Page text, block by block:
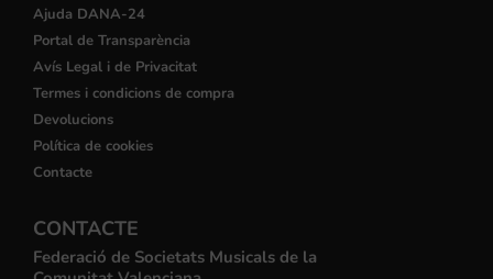
Ajuda DANA-24
Portal de Transparència
Avís Legal i de Privacitat
Termes i condicions de compra
Devolucions
Política de cookies
Contacte
CONTACTE
Federació de Societats Musicals de la